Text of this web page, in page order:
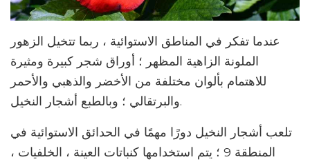
عندما تفكر في المناطق الاستوائية ، ربما تتخيل الزهور
الملونة الزاهية المظهر ؛ أوراق شجر كبيرة ومثيرة
للاهتمام بألوان مختلفة من الأخضر والذهبي والأحمر
والبرتقالي ؛ وبالطبع أشجار النخيل.
تلعب أشجار النخيل دورًا مهمًا في الحدائق الاستوائية في
المنطقة 9 ؛ يتم استخدامها كنباتات العينة ، الخلفيات ،